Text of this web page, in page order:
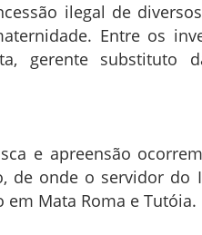
ilegal de
Entre os
gerente substituto
e apreensão
de onde o servidor do
em Mata Roma e Tutóia.